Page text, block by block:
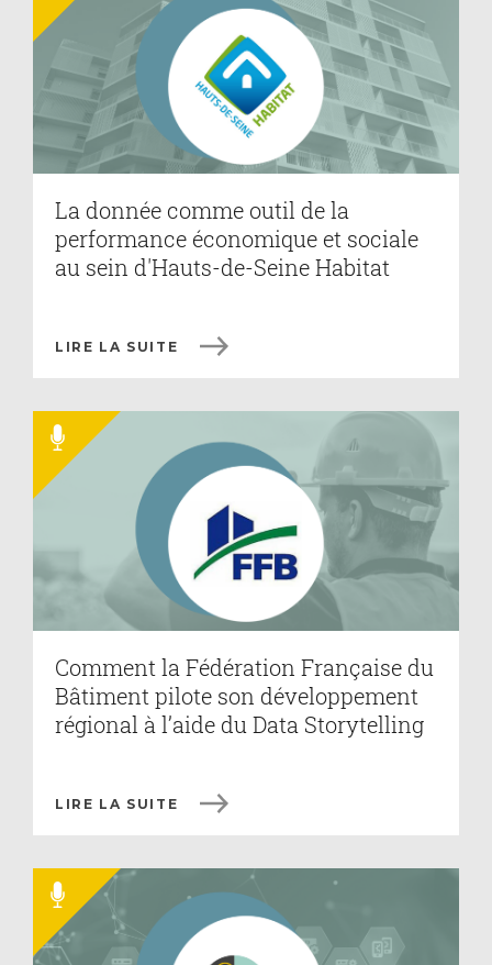
La donnée comme outil de la
performance économique et sociale
au sein d'Hauts-de-Seine Habitat
LIRE LA SUITE
Comment la Fédération Française du
Bâtiment pilote son développement
régional à l’aide du Data Storytelling
LIRE LA SUITE